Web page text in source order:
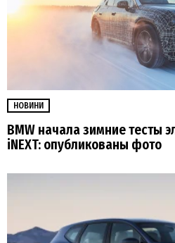
НОВИНИ
BMW начала зимние тесты
iNEXT: опубликованы фото